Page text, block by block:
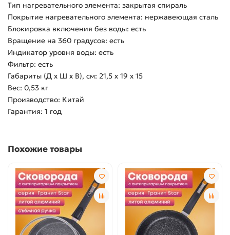
Тип нагревательного элемента: закрытая спираль
Покрытие нагревательного элемента: нержавеющая сталь
Блокировка включения без воды: есть
Вращение на 360 градусов: есть
Индикатор уровня воды: есть
Фильтр: есть
Габариты (Д х Ш х В), см: 21,5 х 19 х 15
Вес: 0,53 кг
Производство: Китай
Гарантия: 1 год
Похожие товары